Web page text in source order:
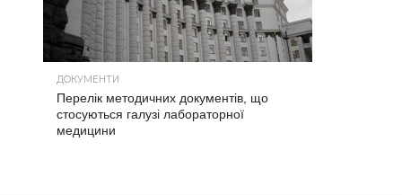
ДОКУМЕНТИ
Перелік методичних документів, що
стосуються галузі лабораторної
медицини